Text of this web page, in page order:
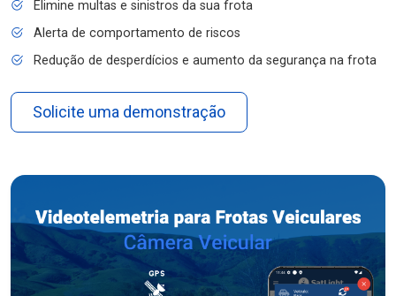
Elimine multas e sinistros da sua frota
Alerta de comportamento de riscos
Redução de desperdícios e aumento da segurança na frota
Solicite uma demonstração